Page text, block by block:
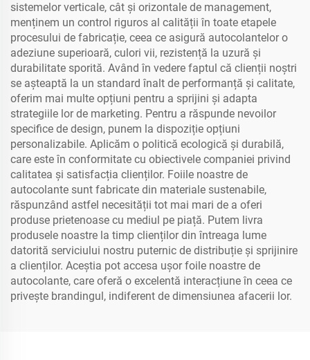
sistemelor verticale, cât și orizontale de management,
menținem un control riguros al calității în toate etapele
procesului de fabricație, ceea ce asigură autocolantelor o
adeziune superioară, culori vii, rezistență la uzură și
durabilitate sporită. Având în vedere faptul că clienții noștri
se așteaptă la un standard înalt de performanță și calitate,
oferim mai multe opțiuni pentru a sprijini și adapta
strategiile lor de marketing. Pentru a răspunde nevoilor
specifice de design, punem la dispoziție opțiuni
personalizabile. Aplicăm o politică ecologică și durabilă,
care este în conformitate cu obiectivele companiei privind
calitatea și satisfacția clienților. Foiile noastre de
autocolante sunt fabricate din materiale sustenabile,
răspunzând astfel necesității tot mai mari de a oferi
produse prietenoase cu mediul pe piață. Putem livra
produsele noastre la timp clienților din întreaga lume
datorită serviciului nostru puternic de distribuție și sprijinire
a clienților. Aceștia pot accesa ușor foile noastre de
autocolante, care oferă o excelentă interacțiune în ceea ce
privește brandingul, indiferent de dimensiunea afacerii lor.